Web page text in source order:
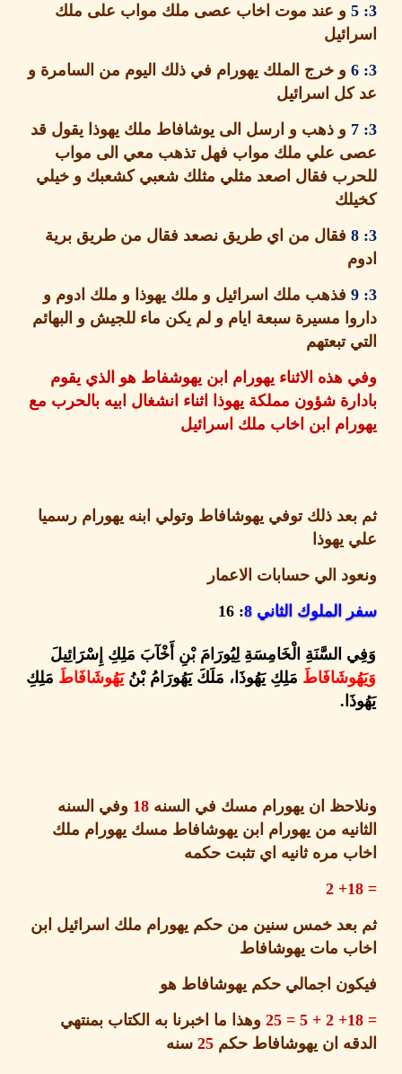
و عند موت اخاب عصى ملك مواب على ملك
و خرج الملك يهورام في ذلك اليوم من السامرة و
اسرائيل
و ذهب و ارسل الى يوشافاط ملك يهوذا يقول قد
علي ملك مواب فهل تذهب معي الى مواب
فقال اصعد مثلي مثلك شعبي كشعبك و خيلي
فقال من اي طريق نصعد فقال من طريق برية
فذهب ملك اسرائيل و ملك يهوذا و ملك ادوم و
مسيرة سبعة ايام و لم يكن ماء للجيش و البهائم
تبعتهم
الاثناء يهورام ابن يهوشفاط هو الذي يقوم
شؤون مملكة يهوذا اثناء انشغال ابيه بالحرب مع
ابن اخاب ملك اسرائيل
ذلك توفي يهوشافاط وتولي ابنه يهورام رسميا
الي حسابات الاعمار
الملوك الثاني8
: 16
السَّنَةِ الْخَامِسَةِ لِيُورَامَ بْنِ أَخْآبَ مَلِكِ إِسْرَائِيلَ
مَلِكِ يَهُوذَا، مَلَكَ يَهُورَامُ بْنُيَهُوشَافَاطَمَلِكِ
ان يهورام مسك في السنه18 وفي السنه
من يهورام ابن يهوشافاط مسك يهورام ملك
مره ثانيه اي تثبت حكمه
خمس سنين من حكم يهورام ملك اسرائيل ابن
مات يهوشافاط
اجمالي حكم يهوشافاط هو
وهذا ما اخبرنا به الكتاب بمنتهي
ان يهوشافاط حكم25 سنه